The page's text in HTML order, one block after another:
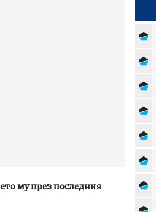
му през последния